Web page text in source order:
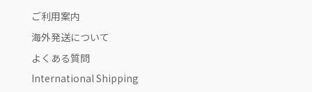
ご利用案内
海外発送について
よくある質問
International Shipping